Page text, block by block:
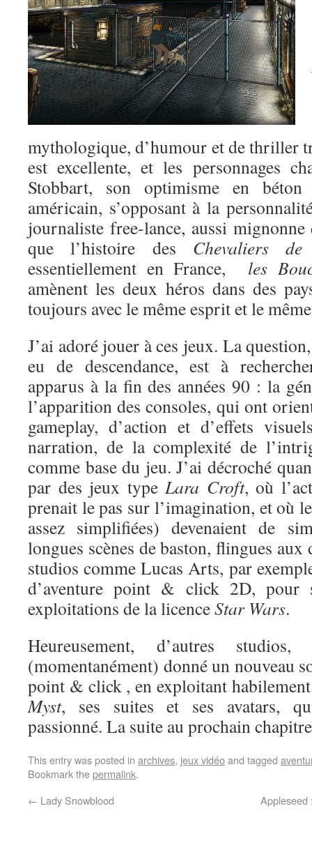
mythologique, d’humour et de thriller
est excellente, et les personnages
Stobbart, son optimisme en
américain, s’opposant à la
journaliste free-lance, aussi
que l’histoire des Chevaliers de
essentiellement en France,
les
amènent les deux héros dans des
toujours avec le même esprit et le
J’ai adoré jouer à ces jeux. La
eu de descendance, est à
apparus à la fin des années 90 : la
l’apparition des consoles, qui ont
gameplay, d’action et d’effets
narration, de la complexité de
comme base du jeu. J’ai décroché
par des jeux type Lara Croft, où
prenait le pas sur l’imagination, et où
assez simplifiées) devenaient de
longues scènes de baston, flingues
studios comme Lucas Arts, par
d’aventure point & click 2D, pour
exploitations de la licenceStar Wars.
Heureusement, d’autres
(momentanément) donné un nouveau
point & click , en exploitant
Myst, ses suites et ses avatars,
passionné. La suite au prochain
This entry was posted in archives, jeux vidéoand tagged
Bookmark thepermalink.
← Lady Snowblood Appleseed